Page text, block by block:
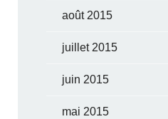
août 2015
juillet 2015
juin 2015
mai 2015